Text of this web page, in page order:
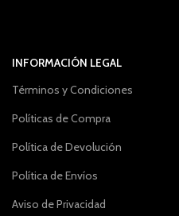
INFORMACIÓN LEGAL
Términos y Condiciones
Políticas de Compra
Política de Devolución
Política de Envíos
Aviso de Privacidad